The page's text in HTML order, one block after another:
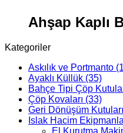
Ahşap Kaplı
Kategoriler
Askılık ve Portmanto
Ayaklı Küllük (35)
Bahçe Tipi Çöp
Çöp Kovaları (33)
Geri Dönüşüm Kutuları
Islak Hacim
El Kurutma